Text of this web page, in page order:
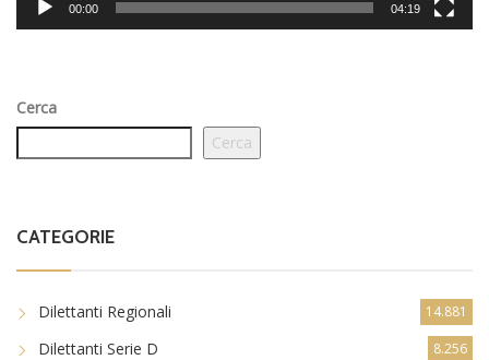
00:00 04:19
Cerca
Cerca
CATEGORIE
Dilettanti Regionali 14.881
Dilettanti Serie D 8.256